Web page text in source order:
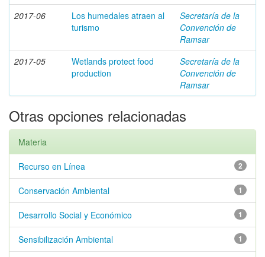
2017-06
Los humedales atraen al
turismo
Secretaría de la
Convención de
Ramsar
2017-05
Wetlands protect food
production
Secretaría de la
Convención de
Ramsar
Otras opciones relacionadas
Materia
2
Recurso en Línea
1
Conservación Ambiental
1
Desarrollo Social y Económico
1
Sensibilización Ambiental